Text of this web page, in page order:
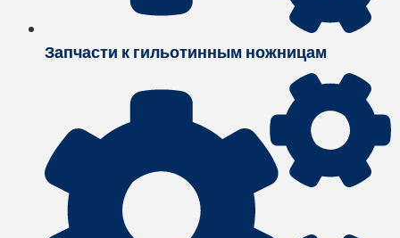
Запчасти к гильотинным ножницам